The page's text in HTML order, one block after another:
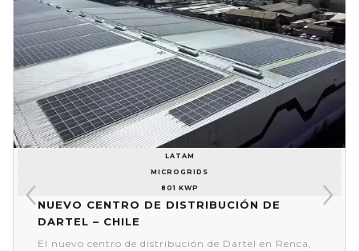
LATAM
MICROGRIDS
801 KWP
Nuevo centro de distribución de
Dartel – Chile
El nuevo centro de distribución de Dartel en Renca,